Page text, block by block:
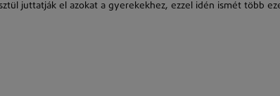
juttatják el azokat a gyerekekhez, ezzel idén ismét több